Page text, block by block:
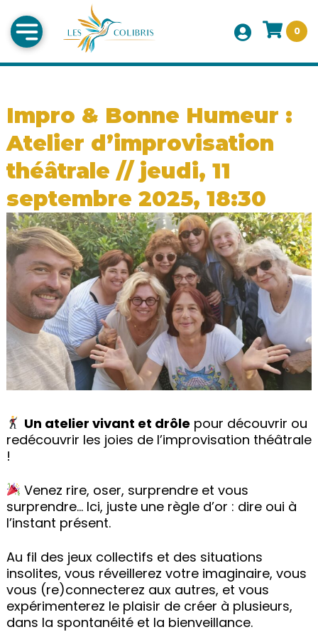
0
Impro & Bonne Humeur :
Atelier d’improvisation
théâtrale // jeudi, 11
septembre 2025, 18:30
Un atelier vivant et drôle pour découvrir ou
redécouvrir les joies de l’improvisation théâtrale
!
Venez rire, oser, surprendre et vous
surprendre… Ici, juste une règle d’or : dire oui à
l’instant présent.
Au fil des jeux collectifs et des situations
insolites, vous réveillerez votre imaginaire, vous
vous (re)connecterez aux autres, et vous
expérimenterez le plaisir de créer à plusieurs,
dans la spontanéité et la bienveillance.